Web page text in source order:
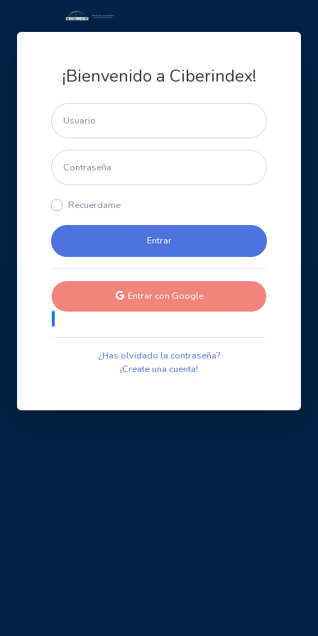
¡Bienvenido a Ciberindex!
Recuerdame
Entrar con Google
¿Has olvidado la contraseña?
¡Create una cuenta!